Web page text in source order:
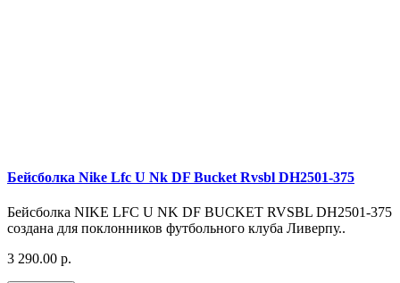
Бейсболка Nike Lfc U Nk DF Bucket Rvsbl DH2501-375
Бейсболка NIKE LFC U NK DF BUCKET RVSBL DH2501-375
создана для поклонников футбольного клуба Ливерпу..
3 290.00 р.